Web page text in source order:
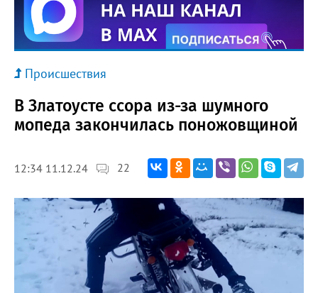
Происшествия
В Златоусте ссора из-за шумного
мопеда закончилась поножовщиной
12:34 11.12.24 22